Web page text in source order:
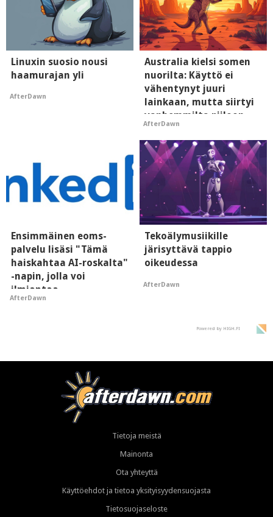
Linuxin suosio nousi
haamurajan yli
AfterDawn
Australia kielsi somen
nuorilta: Käyttö ei
vähentynyt juuri
lainkaan, mutta siirtyi
vanhemmilta piiloon
AfterDawn
Ensimmäinen eoms-
palvelu lisäsi "Tämä
haiskahtaa AI-roskalta"
-napin, jolla voi
ilmiantaa
tekoälytauhkan
AfterDawn
Tekoälymusiikille
järisyttävä tappio
oikeudessa
AfterDawn
Powered by HIGH.FI
Tietoja meistä
Mainonta
Ota yhteyttä
Käyttöehdot ja tietoa yksityisyydensuojasta
Tietosuojaseloste